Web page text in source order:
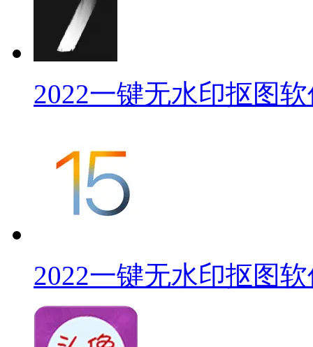
2022一键无水印抠图
2022一键无水印抠图